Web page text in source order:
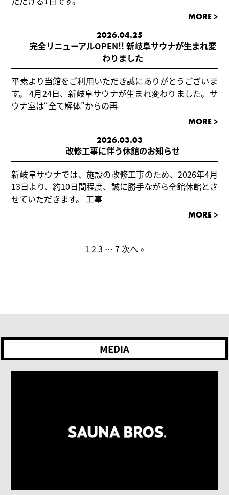
MORE >
2026.04.25
完全リニューアルOPEN!! 新岐阜サウナが生まれ変
わりました
平素より当館をご利用いただき誠にありがとうございま
す。 4月24日、新岐阜サウナが生まれ変わりました。サ
ウナ室は“全て解体”からの再
MORE >
2026.03.03
改修工事に伴う休館のお知らせ
新岐阜サウナでは、施設の改修工事のため、2026年4月
13日より、約10日間程度、誠に勝手ながら全館休館とさ
せていただきます。 工事
MORE >
1 2 3 … 7次へ »
MEDIA